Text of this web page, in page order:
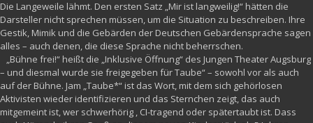
Die Langeweile lähmt. Den ersten Satz „Mir ist langweilig!“ hätten die
Darsteller nicht sprechen müssen, um die Situation zu beschreiben. Ihre
Gestik, Mimik und die Gebärden der Deutschen Gebärdensprache sagen
alles – auch denen, die diese Sprache nicht beherrschen.
„Bühne frei!“ heißt die „Inklusive Öffnung“ des Jungen Theater Augsburg
– und diesmal wurde sie freigegeben für Taube“ – sowohl vor als auch
auf der Bühne. Jam „Taube*“ ist das Wort, mit dem sich gehörlosen
Aktivisten wieder identifizieren und das Sternchen zeigt, das auch
mitgemeint ist, wer schwerhörig , CI-tragend oder spätertaubt ist. Dass